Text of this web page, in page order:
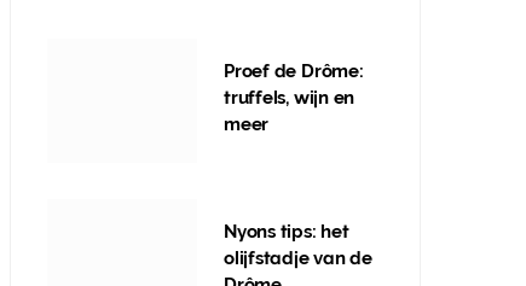
Proef de Drôme:
truffels, wijn en
meer
Nyons tips: het
olijfstadje van de